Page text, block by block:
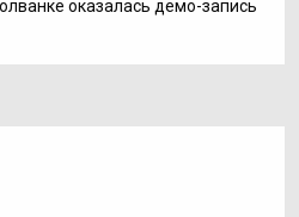
оказалась демо-запись